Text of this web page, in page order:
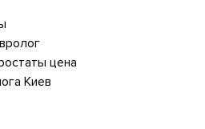
цена
Киев